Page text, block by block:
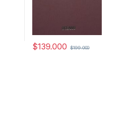
$139.000 $199.000